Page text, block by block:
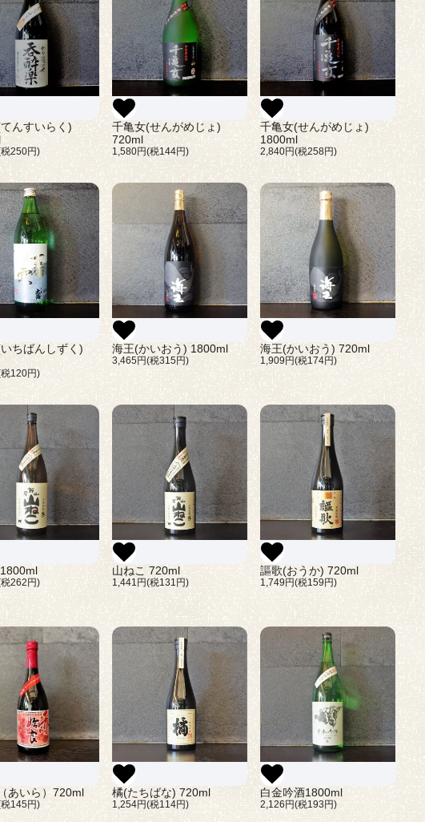
んすいらく)
250円)
千亀女(せんがめじょ)
720ml
1,580円(税144円)
千亀女(せんがめじょ)
1800ml
2,840円(税258円)
ちばんしずく)
120円)
海王(かいおう) 1800ml
3,465円(税315円)
海王(かいおう) 720ml
1,909円(税174円)
262円)
山ねこ 720ml
1,441円(税131円)
謳歌(おうか) 720ml
1,749円(税159円)
あいら）720ml
145円)
橘(たちばな) 720ml
1,254円(税114円)
白金吟酒1800ml
2,126円(税193円)